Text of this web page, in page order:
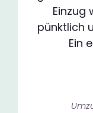
Einzug
pünktlich
Ein